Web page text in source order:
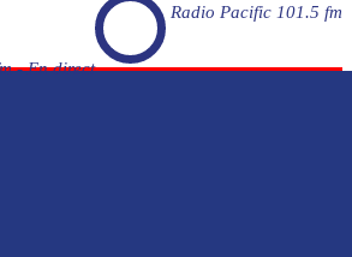
Radio Pacific 101.5 fm
- En direct